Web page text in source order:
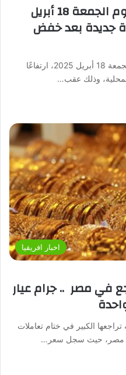
أسعار الذهب في مصر اليوم الجمعة 18 أبريل
قفزة جديدة بعد خفض
شهدت أسعار الذهب في مصر اليوم الجمعة 18 أبريل 2025، ارتفاعًا
وذلك عقب…
اخبار افريقيا
في مصر .. جرام عيار
الكبير في ختام تعاملات
في مصر، حيث سجل سعر…